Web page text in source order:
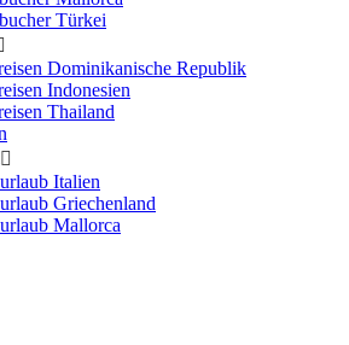
Türkei
Dominikanische Republik
Indonesien
Thailand
Italien
Griechenland
Mallorca